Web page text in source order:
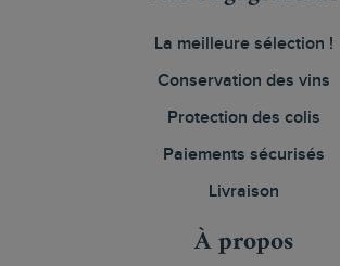
La meilleure sélection !
Conservation des vins
Protection des colis
Paiements sécurisés
Livraison
À propos